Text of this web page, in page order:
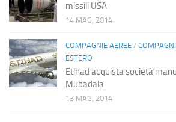
missili USA
14 MAG, 2014
COMPAGNIE AEREE /
ESTERO
Etihad acquista società
Mubadala
13 MAG, 2014